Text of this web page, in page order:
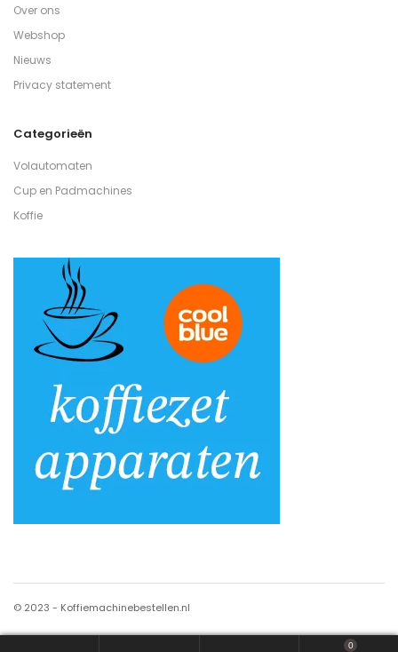
Over ons
Webshop
Nieuws
Privacy statement
Categorieën
Volautomaten
Cup en Padmachines
Koffie
© 2023 - Koffiemachinebestellen.nl
0